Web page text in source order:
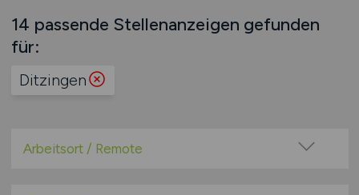
14 passende Stellenanzeigen gefunden
für:
Ditzingen
Arbeitsort / Remote